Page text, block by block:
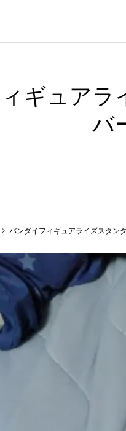
ギュアラ
バ
バンダイフィギュアライズスタン